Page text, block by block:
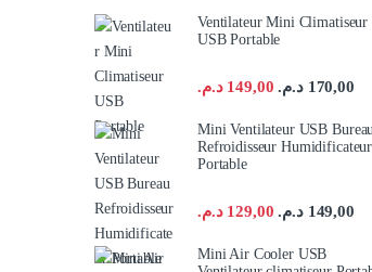
Ventilateur Mini Climatiseur
USB Portable
149,00 د.م. 170,00 د.م.
Mini Ventilateur USB
Refroidisseur Humidificateur
Portable
129,00 د.م. 149,00 د.م.
Mini Air Cooler USB